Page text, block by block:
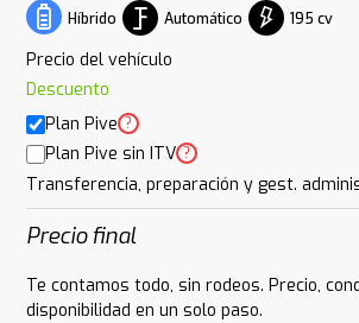
Híbrido Automático 195 cv
Precio del vehículo
Descuento
Plan Pive ?
Plan Pive sin ITV ?
Transferencia, preparación y gest.
Precio final
Te contamos todo, sin rodeos. Precio,
disponibilidad en un solo paso.